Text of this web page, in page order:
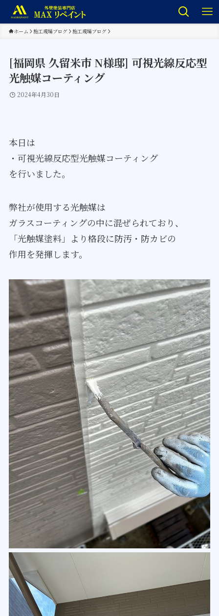
ホーム 施工現場ブログ 施工現場ブログ
[福岡県 久留米市 N様邸] 可視光線反応型
光触媒コーティング
2024年4月30日
本日は
・可視光線反応型光触媒コーティング
を行いました。
弊社が使用する光触媒は
ガラスコーティングの中に混ぜられており、
「光触媒塗料」より格段に防汚・防カビの
作用を発揮します。